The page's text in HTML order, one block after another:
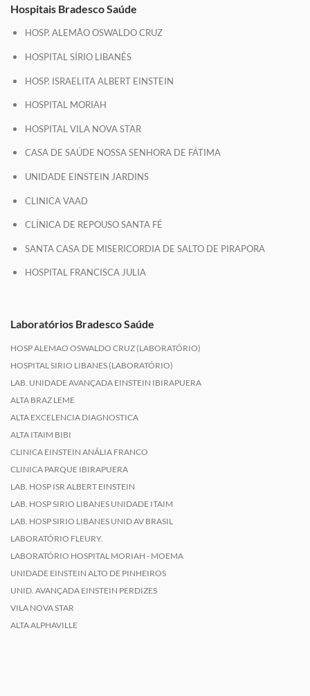
Hospitais Bradesco Saúde
HOSP. ALEMÃO OSWALDO CRUZ
HOSPITAL SÍRIO LIBANÊS
HOSP. ISRAELITA ALBERT EINSTEIN
HOSPITAL MORIAH
HOSPITAL VILA NOVA STAR
CASA DE SAÚDE NOSSA SENHORA DE FÁTIMA
UNIDADE EINSTEIN JARDINS
CLINICA VAAD
CLÍNICA DE REPOUSO SANTA FÉ
SANTA CASA DE MISERICORDIA DE SALTO DE PIRAPORA
HOSPITAL FRANCISCA JULIA
Laboratórios Bradesco Saúde
HOSP ALEMAO OSWALDO CRUZ (LABORATÓRIO)
HOSPITAL SIRIO LIBANES (LABORATÓRIO)
LAB. UNIDADE AVANÇADA EINSTEIN IBIRAPUERA
ALTA BRAZ LEME
ALTA EXCELENCIA DIAGNOSTICA
ALTA ITAIM BIBI
CLINICA EINSTEIN ANÁLIA FRANCO
CLINICA PARQUE IBIRAPUERA
LAB. HOSP ISR ALBERT EINSTEIN
LAB. HOSP SIRIO LIBANES UNIDADE ITAIM
LAB. HOSP SIRIO LIBANES UNID AV BRASIL
LABORATÓRIO FLEURY.
LABORATÓRIO HOSPITAL MORIAH - MOEMA
UNIDADE EINSTEIN ALTO DE PINHEIROS
UNID. AVANÇADA EINSTEIN PERDIZES
VILA NOVA STAR
ALTA ALPHAVILLE